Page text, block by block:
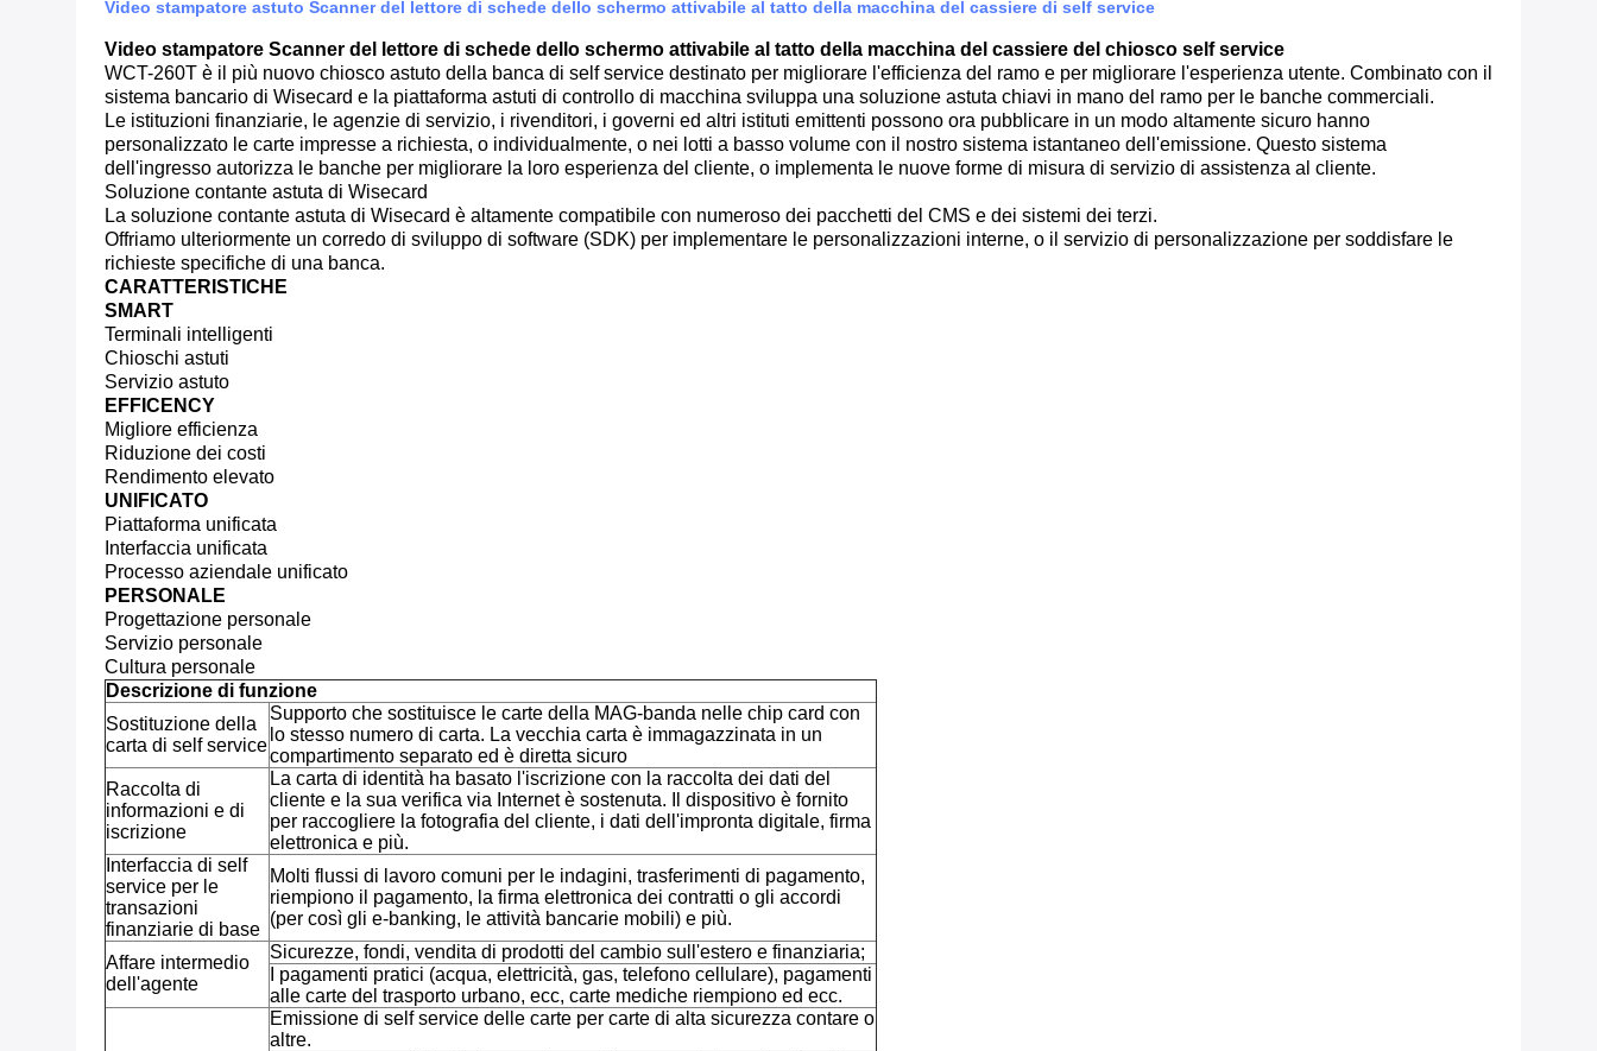
Video stampatore astuto Scanner del lettore di schede dello schermo attivabile al tatto della macchina del cassiere di self service
Video stampatore Scanner del lettore di schede dello schermo attivabile al tatto della macchina del cassiere del chiosco self service
WCT-260T è il più nuovo chiosco astuto della banca di self service destinato per migliorare l'efficienza del ramo e per migliorare l'esperienza utente. Combinato con il
sistema bancario di Wisecard e la piattaforma astuti di controllo di macchina sviluppa una soluzione astuta chiavi in mano del ramo per le banche commerciali.
Le istituzioni finanziarie, le agenzie di servizio, i rivenditori, i governi ed altri istituti emittenti possono ora pubblicare in un modo altamente sicuro hanno
personalizzato le carte impresse a richiesta, o individualmente, o nei lotti a basso volume con il nostro sistema istantaneo dell'emissione. Questo sistema
dell'ingresso autorizza le banche per migliorare la loro esperienza del cliente, o implementa le nuove forme di misura di servizio di assistenza al cliente.
Soluzione contante astuta di Wisecard
La soluzione contante astuta di Wisecard è altamente compatibile con numeroso dei pacchetti del CMS e dei sistemi dei terzi.
Offriamo ulteriormente un corredo di sviluppo di software (SDK) per implementare le personalizzazioni interne, o il servizio di personalizzazione per soddisfare le
richieste specifiche di una banca.
CARATTERISTICHE
SMART
Terminali intelligenti
Chioschi astuti
Servizio astuto
EFFICENCY
Migliore efficienza
Riduzione dei costi
Rendimento elevato
UNIFICATO
Piattaforma unificata
Interfaccia unificata
Processo aziendale unificato
PERSONALE
Progettazione personale
Servizio personale
Cultura personale
Descrizione di funzione
Sostituzione della
carta di self service
Supporto che sostituisce le carte della MAG-banda nelle chip card con
lo stesso numero di carta. La vecchia carta è immagazzinata in un
compartimento separato ed è diretta sicuro
Raccolta di
informazioni e di
iscrizione
La carta di identità ha basato l'iscrizione con la raccolta dei dati del
cliente e la sua verifica via Internet è sostenuta. Il dispositivo è fornito
per raccogliere la fotografia del cliente, i dati dell'impronta digitale, firma
elettronica e più.
Interfaccia di self
service per le
transazioni
finanziarie di base
Molti flussi di lavoro comuni per le indagini, trasferimenti di pagamento,
riempiono il pagamento, la firma elettronica dei contratti o gli accordi
(per così gli e-banking, le attività bancarie mobili) e più.
Affare intermedio
dell'agente
Sicurezze, fondi, vendita di prodotti del cambio sull'estero e finanziaria;
I pagamenti pratici (acqua, elettricità, gas, telefono cellulare), pagamenti
alle carte del trasporto urbano, ecc, carte mediche riempiono ed ecc.
Emissione di self service delle carte per carte di alta sicurezza contare o
altre.